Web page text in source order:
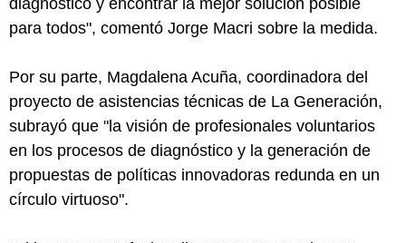
diagnóstico y encontrar la mejor solución posible
para todos", comentó Jorge Macri sobre la medida.
Por su parte, Magdalena Acuña, coordinadora del
proyecto de asistencias técnicas de La Generación,
subrayó que "la visión de profesionales voluntarios
en los procesos de diagnóstico y la generación de
propuestas de políticas innovadoras redunda en un
círculo virtuoso".